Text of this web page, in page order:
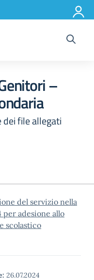
–
dei file allegati
del servizio nella
adesione allo
scolastico
26.07.2024